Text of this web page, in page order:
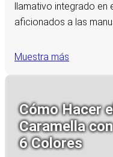
llamativo integrado en
aficionados a las
Muestra más
Cómo Hacer
Caramella
6 Colores